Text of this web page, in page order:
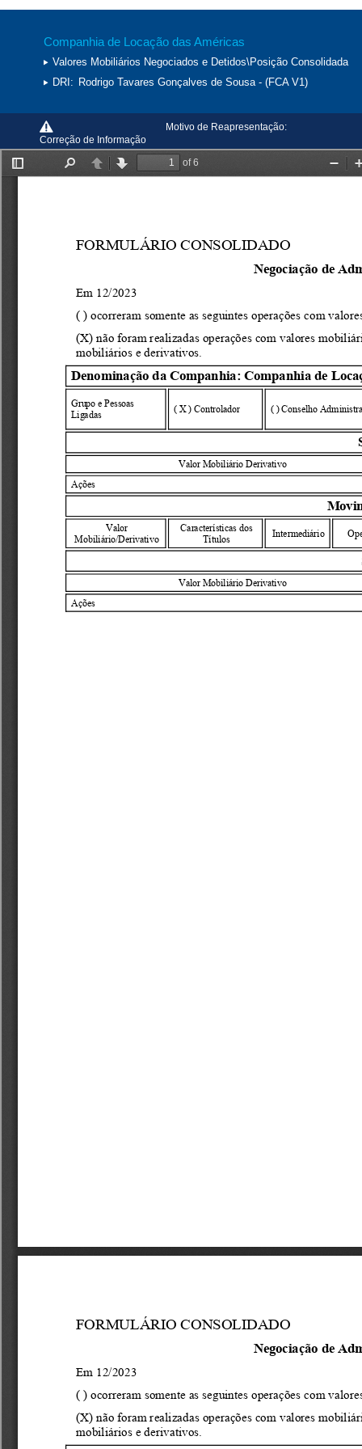
Companhia de Locação das Américas
Valores Mobiliários Negociados e Detidos\Posição Consolidada
DRI: Rodrigo Tavares Gonçalves de Sousa - (FCA V1)
Motivo de Reapresentação:
Correção de Informação